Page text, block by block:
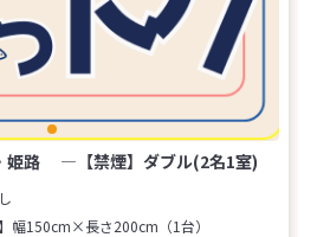
姫路 ―【禁煙】ダブル(2名1室)
】幅150cm×長さ200cm（1台）